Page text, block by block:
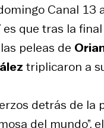
Canal 13
es que tras la
peleas de
triplicaron a
detrás de la
del mundo”,